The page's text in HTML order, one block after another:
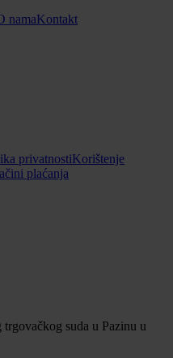
namaKontakt
privatnostiKorištenje
plaćanja
suda u Pazinu u